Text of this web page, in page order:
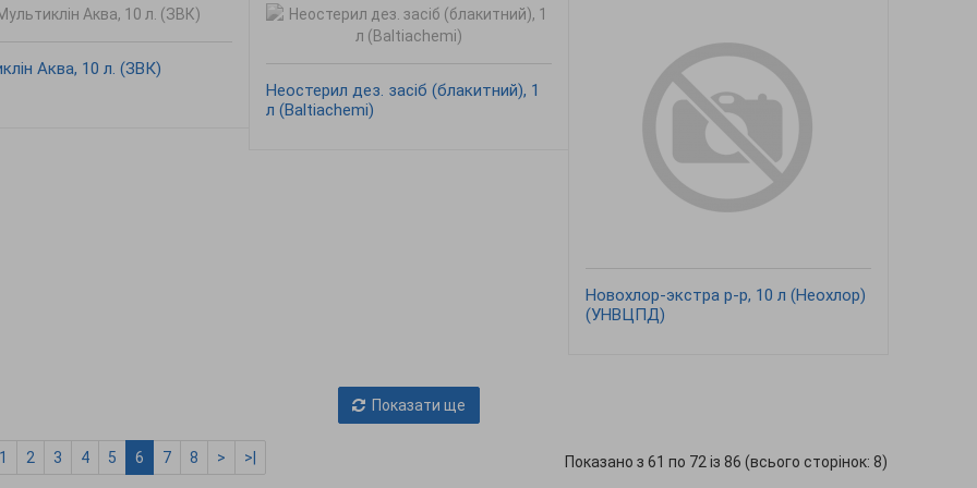
Аква, 10 л. (ЗВК)
Неостерил дез. засіб (блакитний), 1
л (Baltiachemi)
Новохлор-экстра р-р, 10 л (Неохлор)
(УНВЦПД)
Показати ще
1 2 3 4 5 6 7 8 > >| Показано з 61 по 72 із 86 (всього сторінок: 8)